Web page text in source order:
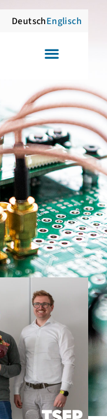
DeutschEnglisch